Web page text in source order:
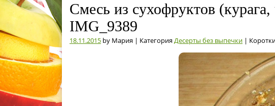
Смесь из сухофруктов
IMG_9389
18.11.2015 by Мария | КатегорияДесерты без выпечки |